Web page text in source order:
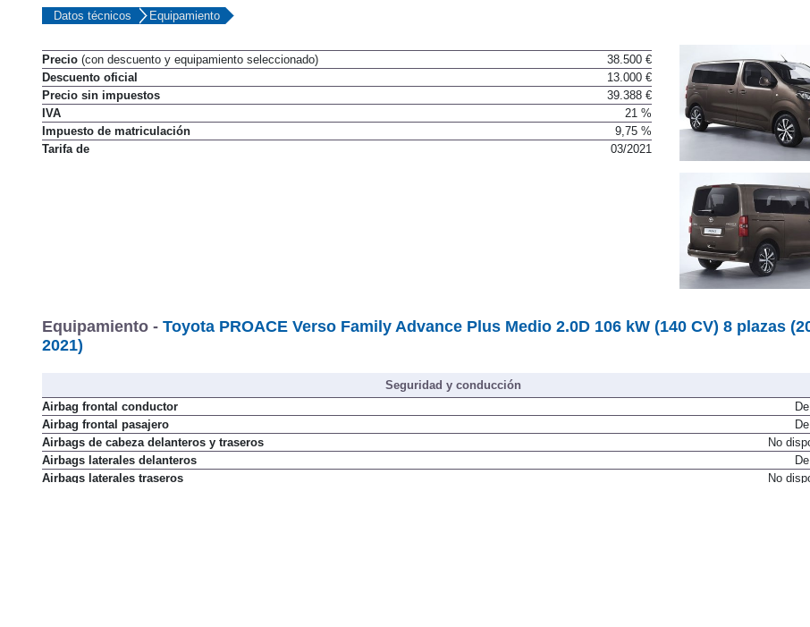
Datos técnicos Equipamiento
Precio (con descuento y equipamiento seleccionado)
38.500 €
Descuento oficial
13.000 €
Precio sin impuestos
39.388 €
IVA
21 %
Impuesto de matriculación
9,75 %
Tarifa de
03/2021
Equipamiento - Toyota PROACE Verso Family Advance Plus Medio 2.0D 106 kW (140 CV) 8 plazas
2021)
Seguridad y conducción
Airbag frontal conductor
Airbag frontal pasajero
Airbags de cabeza delanteros y traseros
No
Airbags laterales delanteros
Airbags laterales traseros
No